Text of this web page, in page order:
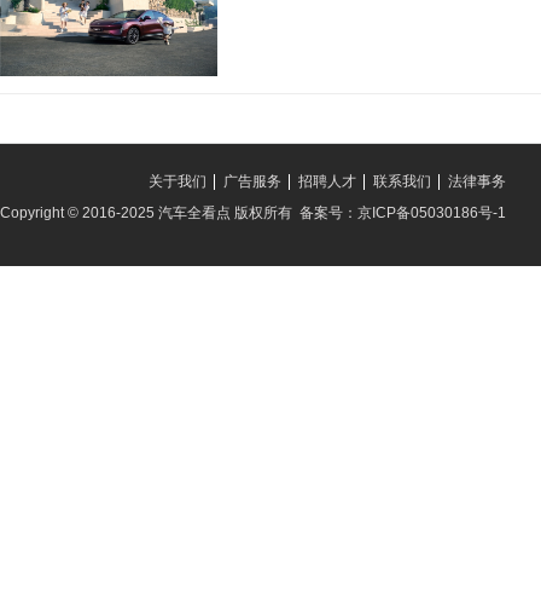
法律事务
联系我们
招聘人才
广告服务
关于我们
Copyright © 2016-2025 汽车全看点 版权所有 备案号：京ICP备05030186号-1